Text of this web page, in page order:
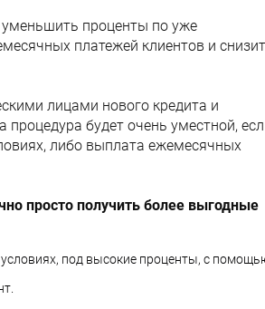
проценты по уже
платежей клиентов и
лицами нового кредита и
будет очень уместной,
либо выплата ежемесячных
просто получить более выгодные
под высокие проценты, с